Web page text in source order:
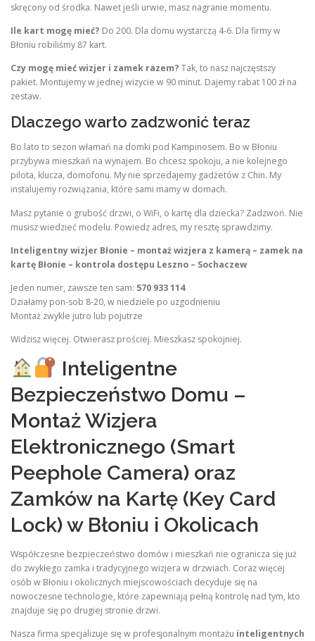
skręcony od środka. Nawet jeśli urwie, masz nagranie momentu.
Ile kart mogę mieć? Do 200. Dla domu wystarczą 4-6. Dla firmy w
Błoniu robiliśmy 87 kart.
Czy mogę mieć wizjer i zamek razem? Tak, to nasz najczęstszy
pakiet. Montujemy w jednej wizycie w 90 minut. Dajemy rabat 100 zł na
zestaw.
Dlaczego warto zadzwonić teraz
Bo lato to sezon włamań na domki pod Kampinosem. Bo w Błoniu
przybywa mieszkań na wynajem. Bo chcesz spokoju, a nie kolejnego
pilota, klucza, domofonu. My nie sprzedajemy gadżetów z Chin. My
instalujemy rozwiązania, które sami mamy w domach.
Masz pytanie o grubość drzwi, o WiFi, o kartę dla dziecka? Zadzwoń. Nie
musisz wiedzieć modelu. Powiedz adres, my resztę sprawdzimy.
Inteligentny wizjer Błonie – montaż wizjera z kamerą – zamek na
kartę Błonie – kontrola dostępu Leszno – Sochaczew
Jeden numer, zawsze ten sam: 570 933 114
Działamy pon-sob 8-20, w niedziele po uzgodnieniu
Montaż zwykle jutro lub pojutrze
Widzisz więcej. Otwierasz prościej. Mieszkasz spokojniej.
Inteligentne
Bezpieczeństwo Domu –
Montaż Wizjera
Elektronicznego (Smart
Peephole Camera) oraz
Zamków na Kartę (Key Card
Lock) w Błoniu i Okolicach
Współczesne bezpieczeństwo domów i mieszkań nie ogranicza się już
do zwykłego zamka i tradycyjnego wizjera w drzwiach. Coraz więcej
osób w Błoniu i okolicznych miejscowościach decyduje się na
nowoczesne technologie, które zapewniają pełną kontrolę nad tym, kto
znajduje się po drugiej stronie drzwi.
Nasza firma specjalizuje się w profesjonalnym montażu inteligentnych